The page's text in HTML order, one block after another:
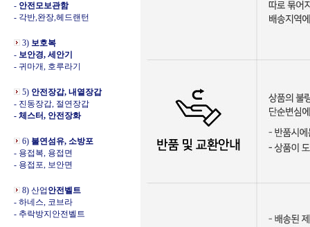
- 안전모보관함
- 각반,완장,헤드랜턴
3) 보호복
- 보안경, 세안기
- 귀마개, 호루라기
5) 안전장갑, 내열장갑
- 진동장갑, 절연장갑
- 체스터, 안전장화
6) 불연섬유, 소방포
- 용접복, 용접면
- 용접포, 보안면
8) 산업 안전벨트
- 하네스, 코브라
- 추락방지안전벨트